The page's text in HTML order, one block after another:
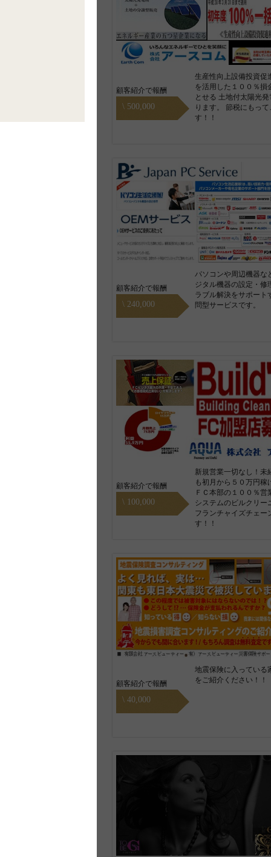
生産性向上設備投資促
を活用した１００％損
とせる 土地付太陽光
ります。 節税にもっ
す！！
\ 500,000
顧客紹介で報酬
パソコンや周辺機器な
ジタル機器の設定・修
ラブル解決をサポート
問型サービスです。
\ 240,000
顧客紹介で報酬
新規営業一切なし！未
も初月から５０万円稼
ＦＣ本部の１００％営
システムのビルクリー
フランチャイズチェー
す！！
\ 100,000
顧客紹介で報酬
地震保険に入っている
をご紹介ください！！
\ 40,000
顧客紹介で報酬